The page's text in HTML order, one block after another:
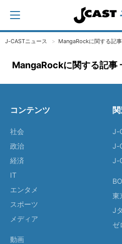
J-CASTニュース MangaRockに関する記
MangaRockに関する記事
コンテンツ
社会
政治
経済
IT
エンタメ
スポーツ
メディア
動画
J-
J-
J-
東
J
ゼ